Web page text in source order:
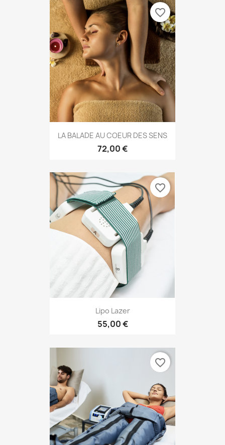
LA BALADE AU COEUR DES SENS
72,00 €
favorite_border
Lipo Lazer
55,00 €
favorite_border
favorite_border